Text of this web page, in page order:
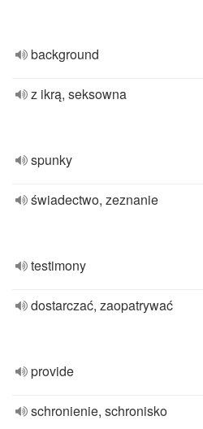
background
z ikrą, seksowna
spunky
świadectwo, zeznanie
testimony
dostarczać, zaopatrywać
provide
schronienie, schronisko